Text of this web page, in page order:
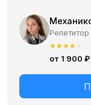
★★★★
от 1 900 ₽